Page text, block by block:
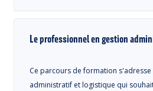
Le professionnel en gestion
Ce parcours de formation
administratif et logistique qui